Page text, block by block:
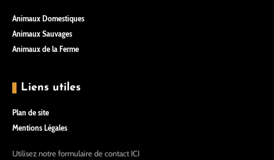
Animaux Domestiques
Animaux Sauvages
Animaux de la Ferme
Liens utiles
Plan de site
Mentions Légales
Utilisez notre formulaire de contact ICI